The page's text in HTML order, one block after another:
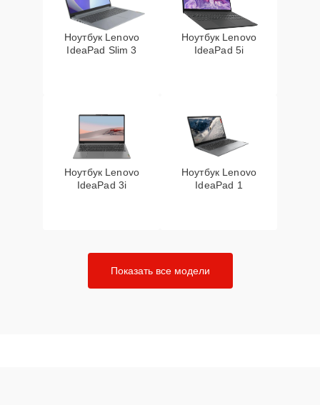
Ноутбук Lenovo
IdeaPad Slim 3
Ноутбук Lenovo
IdeaPad 5i
Ноутбук Lenovo
IdeaPad 3i
Ноутбук Lenovo
IdeaPad 1
Показать все модели